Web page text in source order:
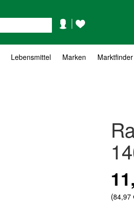
KontoWunschzettel
Lebensmittel Marken Marktfinder
(84,97